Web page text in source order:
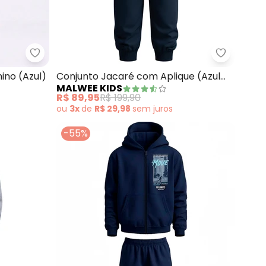
Calça Moletom Felpa (Azul)
Abrange - Conjunto Básico Infantil Menino (Azul)
(Azul)
Malwee
Conjunto Jacaré com Aplique (Azul
Marinho)
MALWEE KIDS
R$ 89,95R$ 199,90
ou 3xde R$ 29,98 sem juros
-55%